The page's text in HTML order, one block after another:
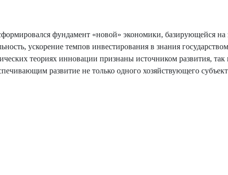
фундамент «новой» экономики, базирующейся
ускорение темпов инвестирования в знания
теориях инновации признаны источником развития,
развитие не только одного хозяйствующего